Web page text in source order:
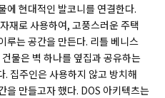
에 현대적인 발코니를 연결한다.
재로 사용하여, 고풍스러운 주택
루는 공간을 만든다. 리틀 베니스
물은 벽 하나를 옆집과 공유하는
주인은 사용하지 않고 방치해
을 만들고자 했다. DOS 아키텍츠는